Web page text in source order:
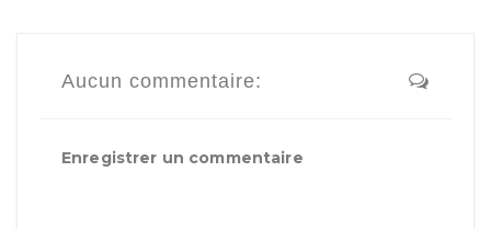
Aucun commentaire:
Enregistrer un commentaire